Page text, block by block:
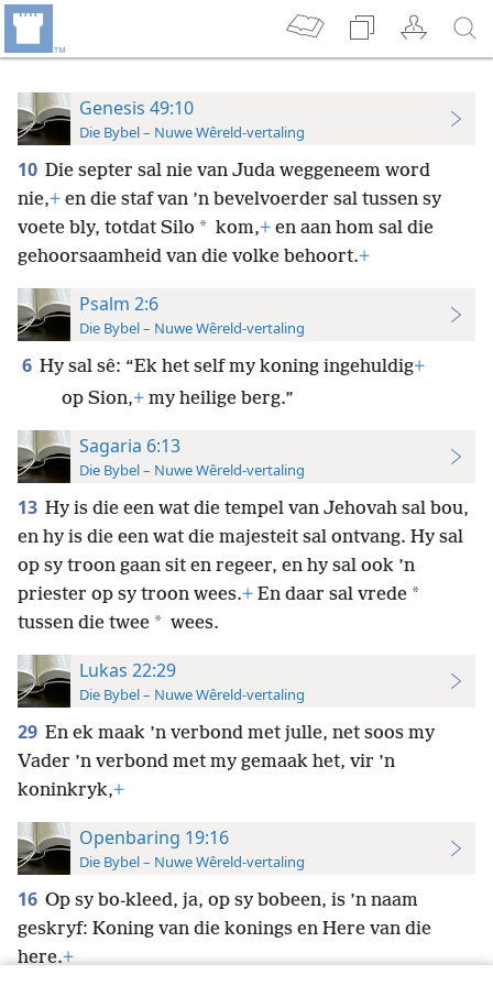
Genesis 49:10
Die Bybel – Nuwe Wêreld-vertaling
10 Die septer sal nie van Juda weggeneem word
nie,+ en die staf van ’n bevelvoerder sal tussen sy
voete bly, totdat Silo * kom,+ en aan hom sal die
gehoorsaamheid van die volke behoort.+
Psalm 2:6
Die Bybel – Nuwe Wêreld-vertaling
6 Hy sal sê: “Ek het self my koning ingehuldig+
op Sion,+ my heilige berg.”
Sagaria 6:13
Die Bybel – Nuwe Wêreld-vertaling
13 Hy is die een wat die tempel van Jehovah sal bou,
en hy is die een wat die majesteit sal ontvang. Hy sal
op sy troon gaan sit en regeer, en hy sal ook ’n
priester op sy troon wees.+ En daar sal vrede *
tussen die twee * wees.
Lukas 22:29
Die Bybel – Nuwe Wêreld-vertaling
29 En ek maak ’n verbond met julle, net soos my
Vader ’n verbond met my gemaak het, vir ’n
koninkryk,+
Openbaring 19:16
Die Bybel – Nuwe Wêreld-vertaling
16 Op sy bo-kleed, ja, op sy bobeen, is ’n naam
geskryf: Koning van die konings en Here van die
here.+